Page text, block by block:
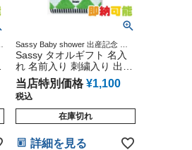
Sassy Baby shower 出産記念 出
産グッズ マタニティ 妊婦ママ 御
出産祝い 妊娠祝い 誕生日祝い ハ
ーフバースデー
Sassy タオルギフト 名入
れ 名前入り 刺繍入り 出産
祝い フェイスタオル グリ
ーン サッシー ギフトセッ
ト 赤ちゃん ベビー 女の子
プレゼント インスタ
当店特別価格 ¥1,100
税込
在庫切れ
詳細を見る